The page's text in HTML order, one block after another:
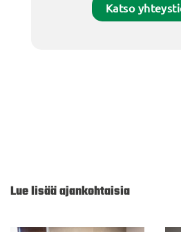
Katso
Lue lisää ajankohtaisia